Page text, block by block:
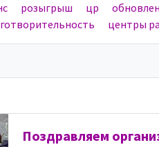
розыгрыш цр
центры
Поздравляем